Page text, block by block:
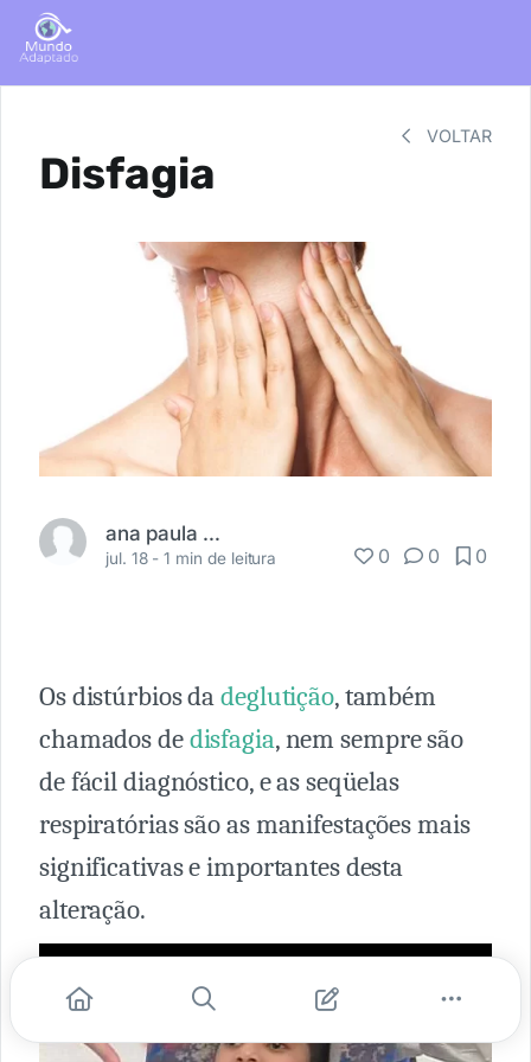
VOLTAR
Disfagia
ana paula baldao
jul. 18 -1 min de leitura 0 0 0
Os distúrbios dadeglutição, também
chamados dedisfagia, nem sempre são
de fácil diagnóstico, e as seqüelas
respiratórias são as manifestações mais
significativas e importantes desta
alteração.